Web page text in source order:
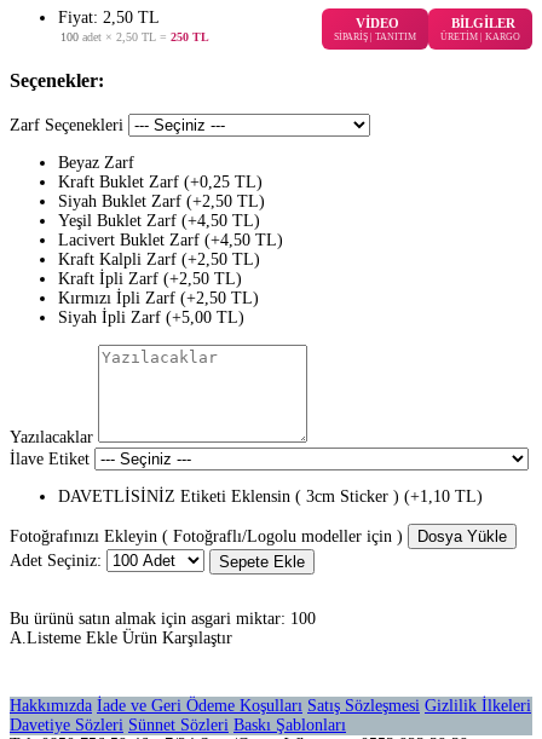
Fiyat: 2,50 TL
100 adet × 2,50 TL = 250 TL
VİDEO
SİPARİŞ | TANITIM
BİLGİLER
ÜRETİM | KARGO
Seçenekler:
Zarf Seçenekleri
Beyaz Zarf
Kraft Buklet Zarf (+0,25 TL)
Siyah Buklet Zarf (+2,50 TL)
Yeşil Buklet Zarf (+4,50 TL)
Lacivert Buklet Zarf (+4,50 TL)
Kraft Kalpli Zarf (+2,50 TL)
Kraft İpli Zarf (+2,50 TL)
Kırmızı İpli Zarf (+2,50 TL)
Siyah İpli Zarf (+5,00 TL)
Yazılacaklar
İlave Etiket
DAVETLİSİNİZ Etiketi Eklensin ( 3cm Sticker ) (+1,10 TL)
Fotoğrafınızı Ekleyin ( Fotoğraflı/Logolu modeller için )
Dosya Yükle
Adet Seçiniz:
Sepete Ekle
Bu ürünü satın almak için asgari miktar: 100
A.Listeme Ekle Ürün Karşılaştır
Hakkımızda İade ve Geri Ödeme Koşulları Satış Sözleşmesi Gizlilik İlkeleri
Davetiye Sözleri Sünnet Sözleri Baskı Şablonları